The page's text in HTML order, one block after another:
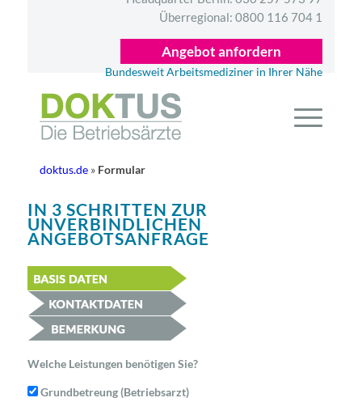
Überregional: 0800 116 704 1
Angebot anfordern
Bundesweit Arbeitsmediziner in Ihrer Nähe
doktus.de» Formular
IN 3 SCHRITTEN ZUR
UNVERBINDLICHEN
ANGEBOTSANFRAGE
Welche Leistungen benötigen Sie?
Grundbetreung (Betriebsarzt)